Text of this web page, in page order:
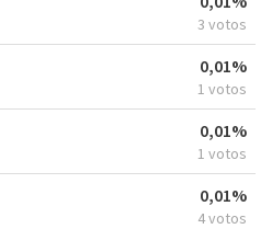
3 votos
0,01%
1 votos
0,01%
1 votos
0,01%
4 votos